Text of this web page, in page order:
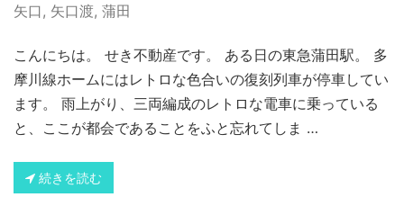
矢口, 矢口渡, 蒲田
こんにちは。 せき不動産です。 ある日の東急蒲田駅。 多
摩川線ホームにはレトロな色合いの復刻列車が停車してい
ます。 雨上がり、三両編成のレトロな電車に乗っている
と、ここが都会であることをふと忘れてしま …
続きを読む